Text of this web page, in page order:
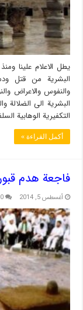
يطل الاعلام علينا
البشرية من قتل
والنفوس والاعراض
البشرية الى الضلالة
التكفيرية الوهابية
أكمل القراءة »
فاجعة هدم
أغسطس 5, 2014 0